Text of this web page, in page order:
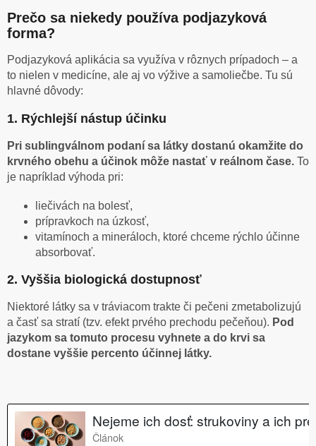
Prečo sa niekedy používa podjazyková
forma?
Podjazyková aplikácia sa využíva v rôznych prípadoch – a
to nielen v medicíne, ale aj vo výžive a samoliečbe. Tu sú
hlavné dôvody:
1. Rýchlejší nástup účinku
Pri sublingválnom podaní sa látky dostanú okamžite do
krvného obehu a účinok môže nastať v reálnom čase. To
je napríklad výhoda pri:
liečivách na bolesť,
prípravkoch na úzkosť,
vitamínoch a mineráloch, ktoré chceme rýchlo účinne
absorbovať.
2. Vyššia biologická dostupnosť
Niektoré látky sa v tráviacom trakte či pečeni zmetabolizujú
a časť sa stratí (tzv. efekt prvého prechodu pečeňou). Pod
jazykom sa tomuto procesu vyhnete a do krvi sa
dostane vyššie percento účinnej látky.